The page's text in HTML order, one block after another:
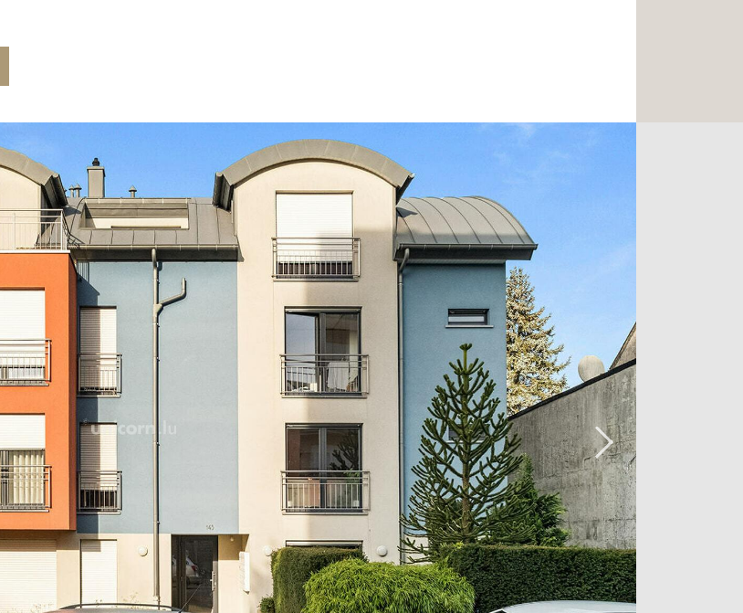
Un garage privatif et une cave viennent parfaire cet ensemble,
idéalement situé à deux pas des commerces et des transports.
Pour plus de renseignements, contactez-nous dès à présent au
26 54 17 17.